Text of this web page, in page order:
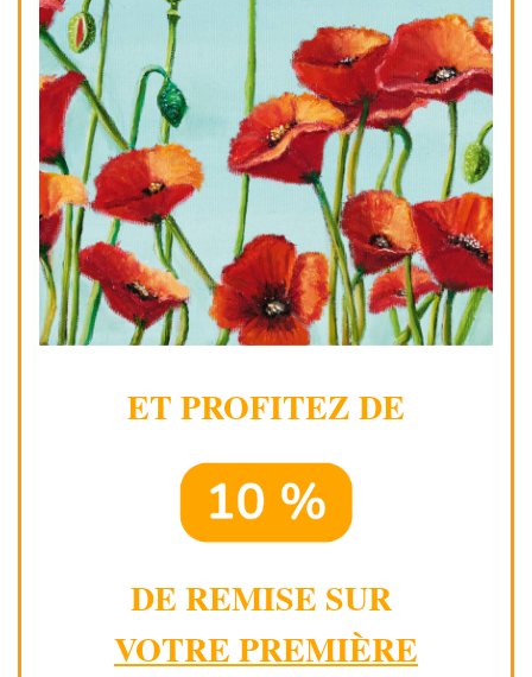
ET PROFITEZ DE
DE REMISE SUR
VOTRE PREMIÈRE